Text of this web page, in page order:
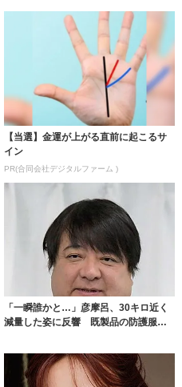
【当選】金運が上がる直前に起こるサ
イン
PR(合同会社デジタルファーム )
「一瞬誰かと…」彦摩呂、30キロ近く
減量した姿に反響 既製品の防護服が